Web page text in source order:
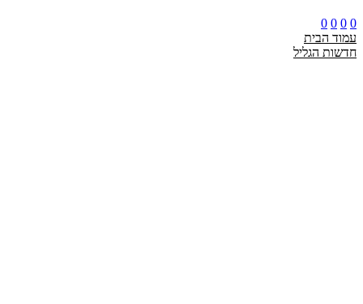
0
0
0
0
עמוד הבית
חדשות הגליל